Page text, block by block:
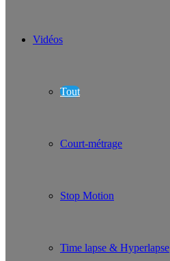
Vidéos
Tout
Court-métrage
Stop Motion
Time lapse & Hyperlapse